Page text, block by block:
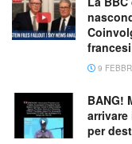
9
BANG!
arrivare
per